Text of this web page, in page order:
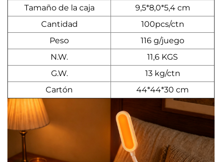
Tamaño de la caja
9,5*8,0*5,4 cm
Cantidad
100pcs/ctn
Peso
116 g/juego
N.W.
11,6 KGS
G.W.
13 kg/ctn
Cartón
44*44*30 cm